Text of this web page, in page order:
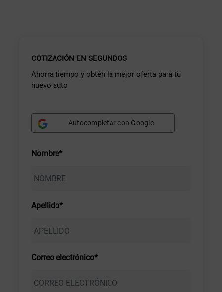
COTIZACIÓN EN SEGUNDOS
Ahorra tiempo y obtén la mejor oferta para tu
nuevo auto
Autocompletar con Google
Nombre*
Apellido*
Correo electrónico*